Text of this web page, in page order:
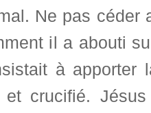
Ne pas céder
il a abouti
à apporter
crucifié.